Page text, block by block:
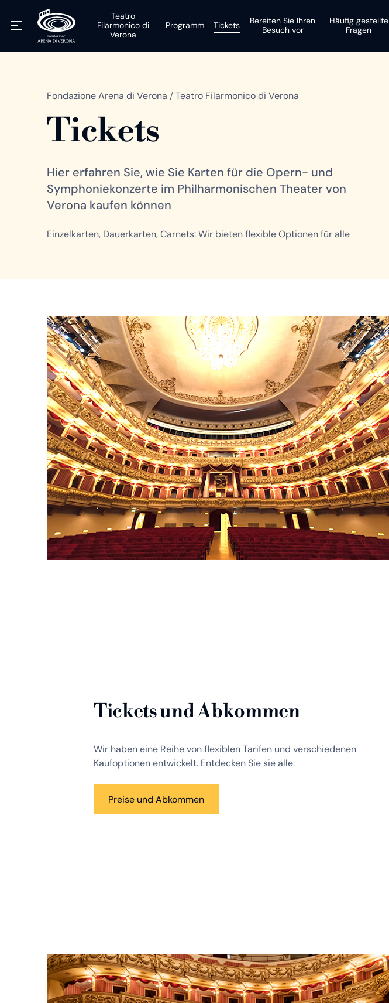
Teatro
Filarmonico di
Verona
Programm Tickets
Bereiten Sie Ihren
Besuch vor
Häufig gestellte
Fragen
Fondazione Arena di Verona /Teatro Filarmonico di Verona
Tickets
Hier erfahren Sie, wie Sie Karten für die Opern- und
Symphoniekonzerte im Philharmonischen Theater von
Verona kaufen können
Einzelkarten, Dauerkarten, Carnets: Wir bieten flexible Optionen für alle
Tickets und Abkommen
Wir haben eine Reihe von flexiblen Tarifen und verschiedenen
Kaufoptionen entwickelt. Entdecken Sie sie alle.
Preise und Abkommen